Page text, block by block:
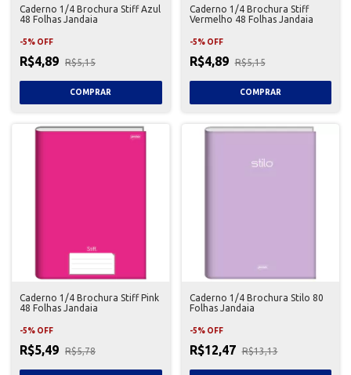
Caderno 1/4 Brochura Stiff Azul
48 Folhas Jandaia
-5% OFF
R$4,89 R$5,15
Caderno 1/4 Brochura Stiff
Vermelho 48 Folhas Jandaia
-5% OFF
R$4,89 R$5,15
Caderno 1/4 Brochura Stiff Pink
48 Folhas Jandaia
-5% OFF
R$5,49 R$5,78
Caderno 1/4 Brochura Stilo 80
Folhas Jandaia
-5% OFF
R$12,47 R$13,13